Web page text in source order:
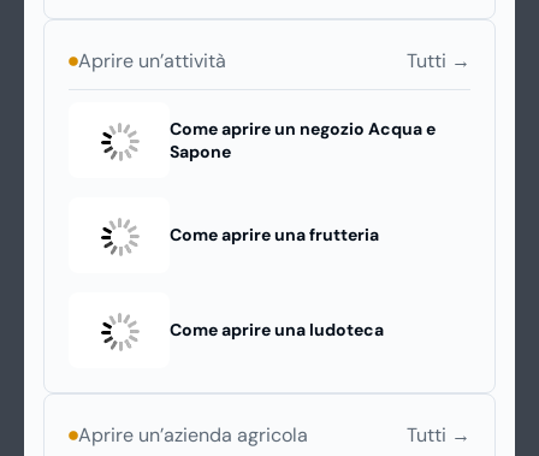
Aprire un’attività Tutti →
Come aprire un negozio Acqua e
Sapone
Come aprire una frutteria
Come aprire una ludoteca
Aprire un’azienda agricola Tutti →